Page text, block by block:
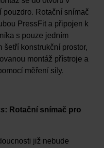
Rotační snímač
PressFit a připojen k
s pouze jedním
šetří konstrukční prostor,
montáž přístroje a
měření síly.
: Rotační snímač pro
již nebude